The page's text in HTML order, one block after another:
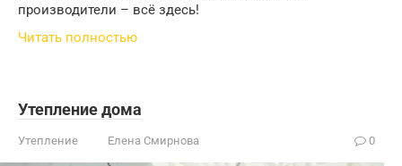
производители – всё здесь!
Читать полностью
Утепление дома
Утепление Елена Смирнова 0